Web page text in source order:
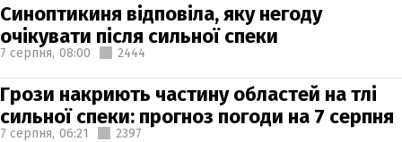
Синоптикиня відповіла, яку негоду
очікувати після сильної спеки
7 серпня, 08:00 2444
Грози накриють частину областей на тлі
сильної спеки: прогноз погоди на 7 серпня
7 серпня, 06:21 2397